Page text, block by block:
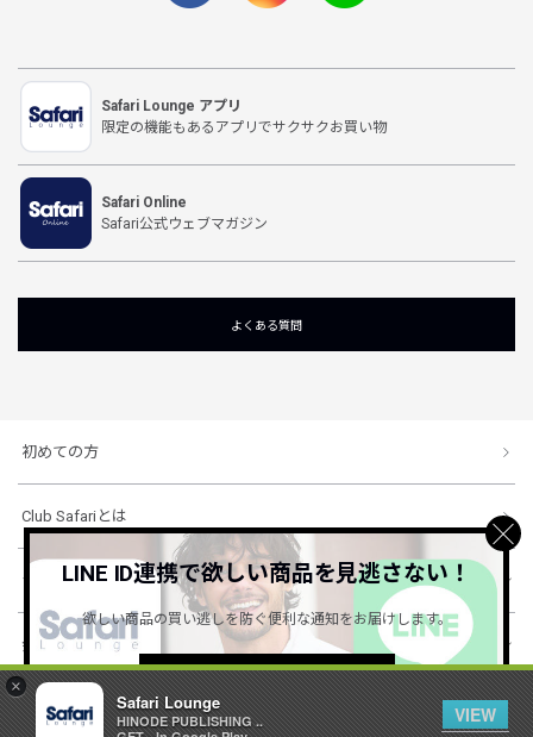
×
Safari Lounge
HINODE PUBLISHING ..
VIEW
Safari Lounge アプリ
限定の機能もあるアプリでサクサクお買い物
Safari Online
Safari公式ウェブマガジン
よくある質問
初めての方
Club Safariとは
ショッピングガイド
会社概要・規約
© 1996-2026 HINODE PUBLISHING co., ltd. All Rights Reserved.
LINE ID連携で欲しい商品を見逃さない！
欲しい商品の買い逃しを防ぐ便利な通知をお届けします。
詳しくはこちら ＞